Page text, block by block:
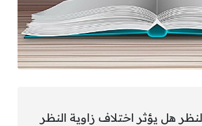
هل يؤثر اختلاف زاوية النظر